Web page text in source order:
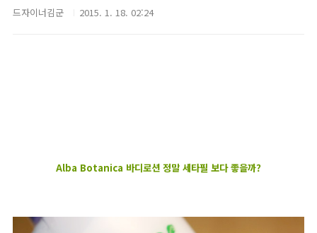
드자이너김군 2015. 1. 18. 02:24
Alba Botanica 바디로션 정말 세타필 보다 좋을까?